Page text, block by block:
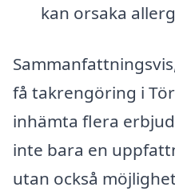
kan orsaka
få takrengöring i
inhämta flera
inte bara en
utan också